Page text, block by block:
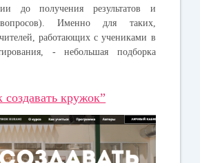
до получения результатов и
Именно для таких,
работающих с учениками в
- небольшая подборка
создавать кружок”